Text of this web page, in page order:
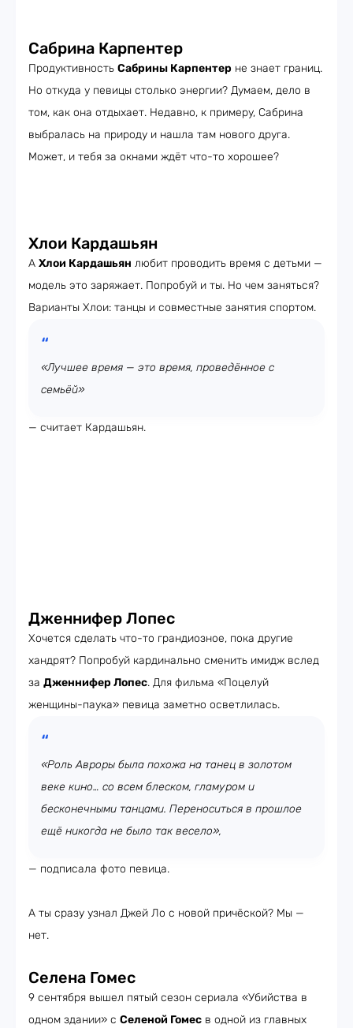
Сабрина Карпентер
Продуктивность Сабрины Карпентер не знает границ.
Но откуда у певицы столько энергии? Думаем, дело в
том, как она отдыхает. Недавно, к примеру, Сабрина
выбралась на природу и нашла там нового друга.
Может, и тебя за окнами ждёт что-то хорошее?
Хлои Кардашьян
А Хлои Кардашьян любит проводить время с детьми —
модель это заряжает. Попробуй и ты. Но чем заняться?
Варианты Хлои: танцы и совместные занятия спортом.
«Лучшее время — это время, проведённое с
семьёй»
— считает Кардашьян.
Дженнифер Лопес
Хочется сделать что-то грандиозное, пока другие
хандрят? Попробуй кардинально сменить имидж вслед
за Дженнифер Лопес. Для фильма «Поцелуй
женщины-паука» певица заметно осветлилась.
«Роль Авроры была похожа на танец в золотом
веке кино… со всем блеском, гламуром и
бесконечными танцами. Переноситься в прошлое
ещё никогда не было так весело»,
— подписала фото певица.
А ты сразу узнал Джей Ло с новой причёской? Мы —
нет.
Селена Гомес
9 сентября вышел пятый сезон сериала «Убийства в
одном здании» с Селеной Гомес в одной из главных